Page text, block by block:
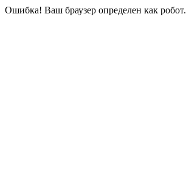
Ошибка! Ваш браузер определен как робот.